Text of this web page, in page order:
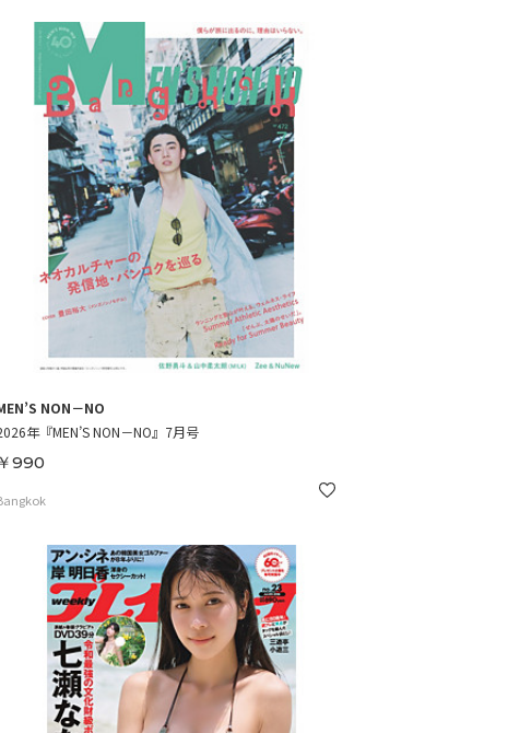
NON－NO
年『MEN’S NON－NO』7月号
￥990